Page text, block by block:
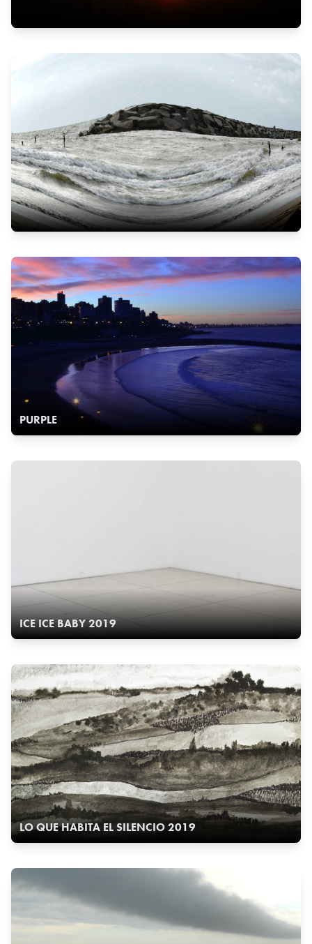
PURPLE
ICE ICE BABY 2019
LO QUE HABITA EL SILENCIO 2019